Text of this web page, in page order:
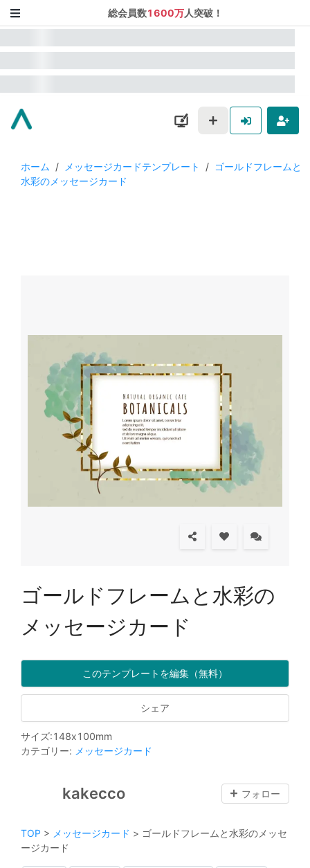
総会員数1600万人突破！
ホーム / メッセージカードテンプレート / ゴールドフレームと
水彩のメッセージカード
ゴールドフレームと水彩の
メッセージカード
このテンプレートを編集（無料）
シェア
サイズ:148x100mm
カテゴリー: メッセージカード
kakecco フォロー
TOP > メッセージカード > ゴールドフレームと水彩のメッセ
ージカード